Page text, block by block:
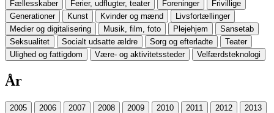
Fællesskaber
Ferier, udflugter, teater Foreninger
Frivillige
Generationer
Kunst Kvinder og mænd
Livsfortællinger
Medier og digitalisering
Musik, film, foto Plejehjem
Sansetab
Seksualitet
Socialt udsatte ældre Sorg og efterladte
Teater
Ulighed og fattigdom
Være- og aktivitetssteder Velfærdsteknologi
År
2005 2006 2007 2008 2009 2010 2011 2012
2013